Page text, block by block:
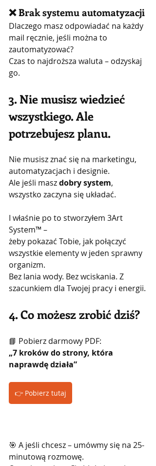
❌ Brak systemu automatyzacji
Dlaczego masz odpowiadać na każdy
mail ręcznie, jeśli można to
zautomatyzować?
Czas to najdroższa waluta – odzyskaj
go.
3. Nie musisz wiedzieć
wszystkiego. Ale
potrzebujesz planu.
Nie musisz znać się na marketingu,
automatyzacjach i designie.
Ale jeśli masz dobry system,
wszystko zaczyna się układać.
I właśnie po to stworzyłem 3Art
System™ –
żeby pokazać Tobie, jak połączyć
wszystkie elementy w jeden sprawny
organizm.
Bez lania wody. Bez wciskania. Z
szacunkiem dla Twojej pracy i energii.
4. Co możesz zrobić dziś?
📘 Pobierz darmowy PDF:
„7 kroków do strony, która
naprawdę działa”
👉 Pobierz tutaj
🎯 A jeśli chcesz – umówmy się na 25-
minutową rozmowę.